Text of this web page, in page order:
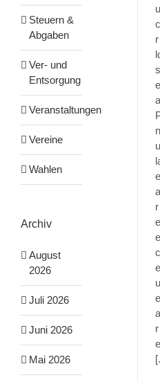
r
r
r
Steuern &
Abgaben
Ver- und
Entsorgung
Veranstaltungen
Vereine
Wahlen
Archiv
August
2026
Juli 2026
Juni 2026
Mai 2026